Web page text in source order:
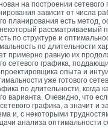
на построении
зависит от числа
планирования есть метод,
рассматриваемый
по структуре и
по длительности
примерно равную их
сетевого графика,
опыта и
уже готового
по длительности,
варианта. Очевидно, что
графика, а значит и
и, с некоторыми
анализа оптимальности